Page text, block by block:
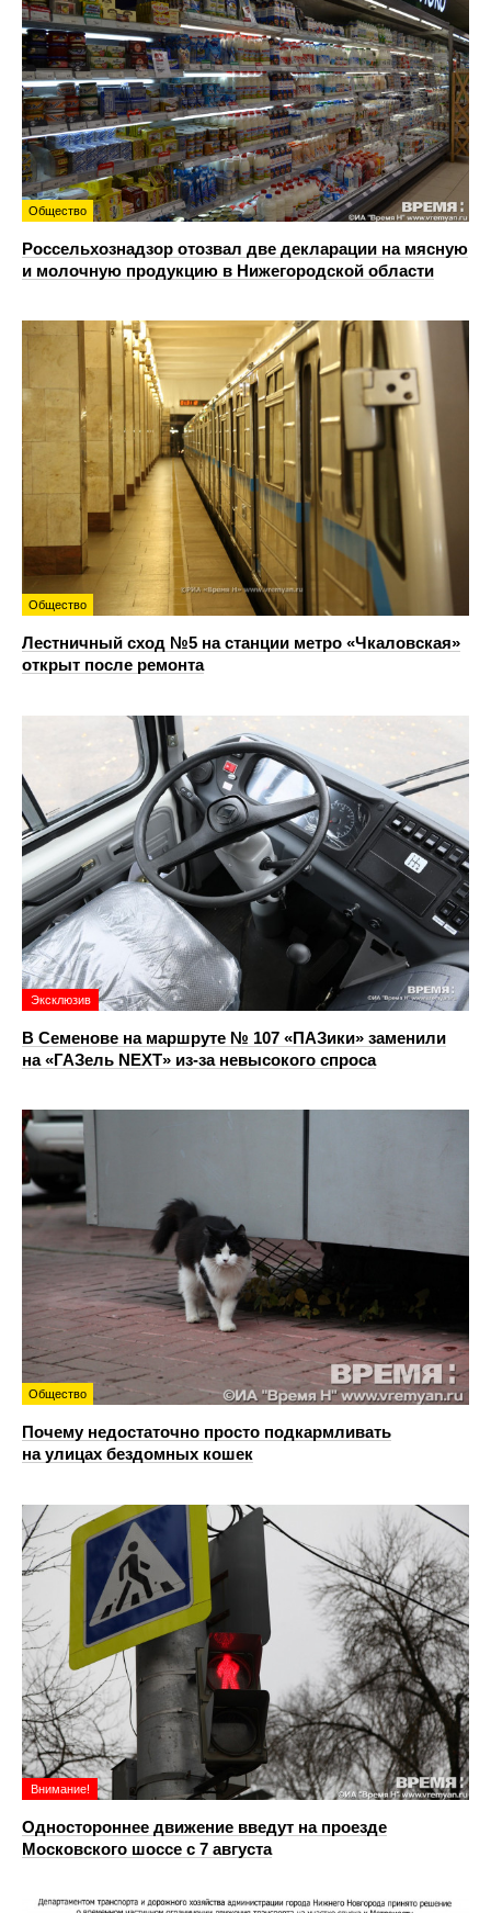
Общество
Россельхознадзор отозвал две декларации на мясную
и молочную продукцию в Нижегородской области
Общество
Лестничный сход №5 на станции метро «Чкаловская»
открыт после ремонта
Эксклюзив
В Семенове на маршруте № 107 «ПАЗики» заменили
на «ГАЗель NEXT» из‑за невысокого спроса
Общество
Почему недостаточно просто подкармливать
на улицах бездомных кошек
Внимание!
Одностороннее движение введут на проезде
Московского шоссе с 7 августа